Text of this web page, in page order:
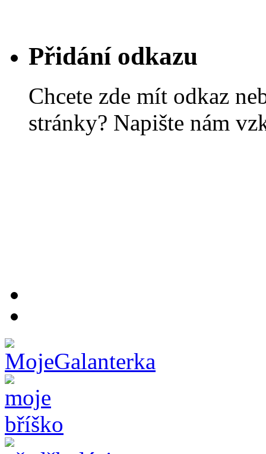
Přidání odkazu
Chcete zde mít odkaz
stránky? Napište nám